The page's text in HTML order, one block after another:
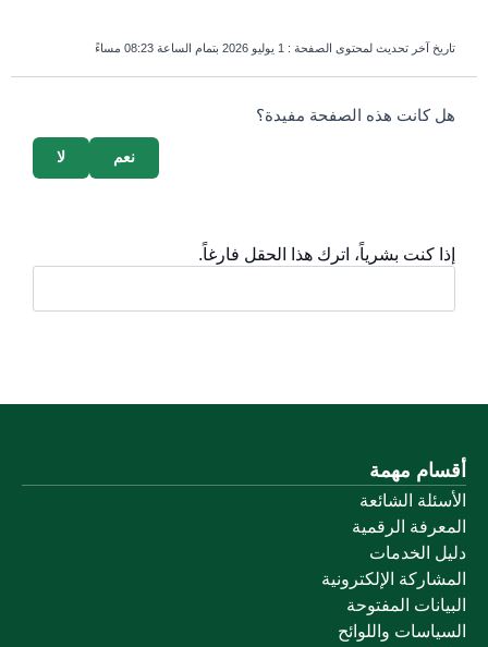
تاريخ آخر تحديث لمحتوى الصفحة : 1 يوليو 2026 بتمام الساعة 08:23 مساءً
survey_v2
هل كانت هذه الصفحة مفيدة؟
لا نعم
إذا كنت بشرياً، اترك هذا الحقل فارغاً.
أقسام مهمة
الأسئلة الشائعة
المعرفة الرقمية
دليل الخدمات
المشاركة الإلكترونية
البيانات المفتوحة
السياسات واللوائح